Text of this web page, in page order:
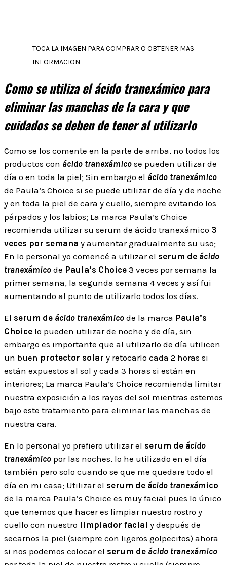
TOCA LA IMAGEN PARA COMPRAR O OBTENER MAS
INFORMACION
Como se utiliza el ácido tranexámico para
eliminar las manchas de la cara y que
cuidados se deben de tener al utilizarlo
Como se los comente en la parte de arriba, no todos los
productos con ácido tranexámico se pueden utilizar de
día o en toda la piel; Sin embargo el ácido tranexámico
de Paula’s Choice si se puede utilizar de día y de noche
y en toda la piel de cara y cuello, siempre evitando los
párpados y los labios; La marca Paula’s Choice
recomienda utilizar su serum de ácido tranexámico 3
veces por semana y aumentar gradualmente su uso;
En lo personal yo comencé a utilizar el serum de ácido
tranexámico de Paula’s Choice 3 veces por semana la
primer semana, la segunda semana 4 veces y así fui
aumentando al punto de utilizarlo todos los días.
El serum de ácido tranexámico de la marca Paula’s
Choice lo pueden utilizar de noche y de día, sin
embargo es importante que al utilizarlo de día utilicen
un buen protector solar y retocarlo cada 2 horas si
están expuestos al sol y cada 3 horas si están en
interiores; La marca Paula’s Choice recomienda limitar
nuestra exposición a los rayos del sol mientras estemos
bajo este tratamiento para eliminar las manchas de
nuestra cara.
En lo personal yo prefiero utilizar el serum de ácido
tranexámico por las noches, lo he utilizado en el día
también pero solo cuando se que me quedare todo el
día en mi casa; Utilizar el serum de ácido tranexámico
de la marca Paula’s Choice es muy facial pues lo único
que tenemos que hacer es limpiar nuestro rostro y
cuello con nuestro limpiador facial y después de
secarnos la piel (siempre con ligeros golpecitos) ahora
si nos podemos colocar el serum de ácido tranexámico